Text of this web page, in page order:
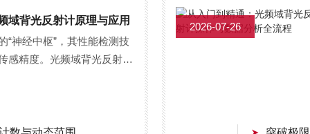
域背光反射计原理与应用
“神经中枢”，其性能检测技
感精度。光频域背光反射计
2026-07-26